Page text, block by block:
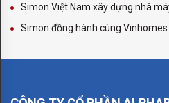
EB70
Simon Việt Nam xây dựng nhà
Simon đồng hành cùng Vinhomes